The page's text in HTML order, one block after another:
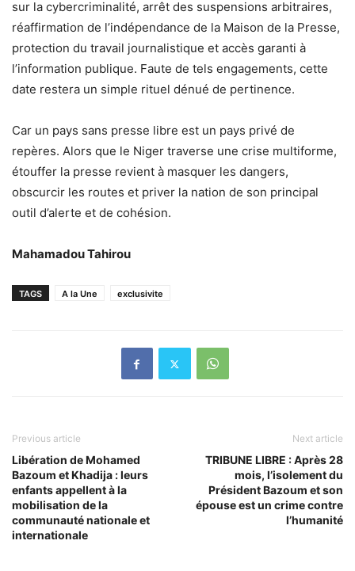
sur la cybercriminalité, arrêt des suspensions arbitraires,
réaffirmation de l’indépendance de la Maison de la Presse,
protection du travail journalistique et accès garanti à
l’information publique. Faute de tels engagements, cette
date restera un simple rituel dénué de pertinence.
Car un pays sans presse libre est un pays privé de
repères. Alors que le Niger traverse une crise multiforme,
étouffer la presse revient à masquer les dangers,
obscurcir les routes et priver la nation de son principal
outil d’alerte et de cohésion.
Mahamadou Tahirou
TAGS A la Une exclusivite
Previous article
Libération de Mohamed
Bazoum et Khadija : leurs
enfants appellent à la
mobilisation de la
communauté nationale et
internationale
Next article
TRIBUNE LIBRE : Après 28
mois, l’isolement du
Président Bazoum et son
épouse est un crime contre
l’humanité